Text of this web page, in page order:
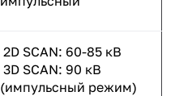
2D SCAN: 60-85 кВ
3D SCAN: 90 кВ
(импульсный режим)